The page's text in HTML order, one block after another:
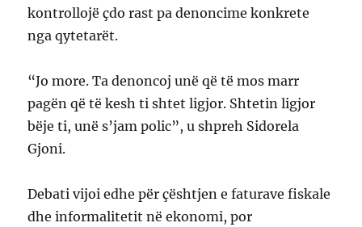
kontrollojë çdo rast pa denoncime konkrete
nga qytetarët.
“Jo more. Ta denoncoj unë që të mos marr
pagën që të kesh ti shtet ligjor. Shtetin ligjor
bëje ti, unë s’jam polic”, u shpreh Sidorela
Gjoni.
Debati vijoi edhe për çështjen e faturave fiskale
dhe informalitetit në ekonomi, por